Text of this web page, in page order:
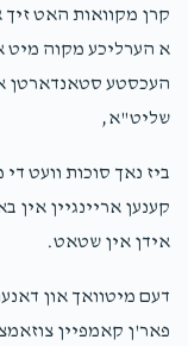
$100.00
קרן מקוואות האט זיך
א הערליכע מקוה מיט
העכסטע סטאנדארטן
שליט"א,
ביז נאך סוכות וועט
קענען אריינגיין אין
אידן אין שטאט.
דעם מיטוואך און